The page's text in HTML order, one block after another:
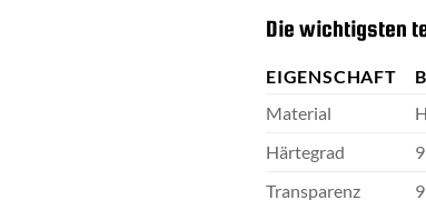
Die wichtigsten
EIGENSCHAFT
Material
Härtegrad
Transparenz